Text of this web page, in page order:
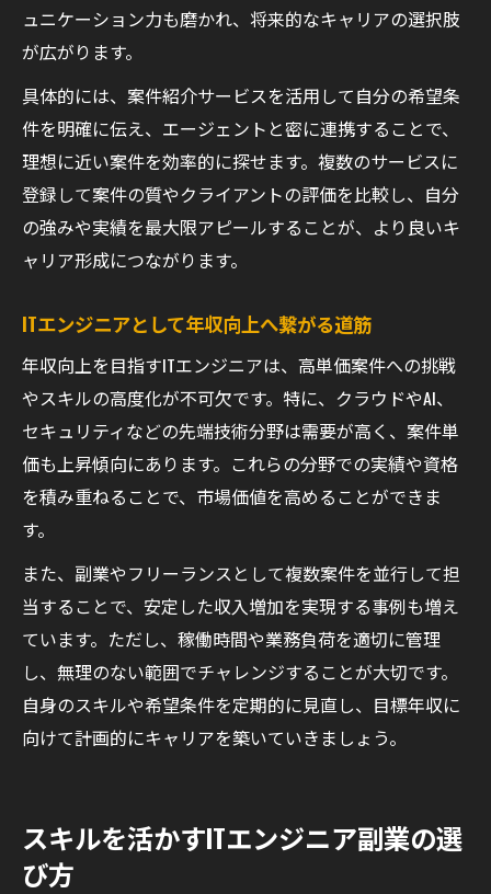
ュニケーション力も磨かれ、将来的なキャリアの選択肢
が広がります。
具体的には、案件紹介サービスを活用して自分の希望条
件を明確に伝え、エージェントと密に連携することで、
理想に近い案件を効率的に探せます。複数のサービスに
登録して案件の質やクライアントの評価を比較し、自分
の強みや実績を最大限アピールすることが、より良いキ
ャリア形成につながります。
ITエンジニアとして年収向上へ繋がる道筋
年収向上を目指すITエンジニアは、高単価案件への挑戦
やスキルの高度化が不可欠です。特に、クラウドやAI、
セキュリティなどの先端技術分野は需要が高く、案件単
価も上昇傾向にあります。これらの分野での実績や資格
を積み重ねることで、市場価値を高めることができま
す。
また、副業やフリーランスとして複数案件を並行して担
当することで、安定した収入増加を実現する事例も増え
ています。ただし、稼働時間や業務負荷を適切に管理
し、無理のない範囲でチャレンジすることが大切です。
自身のスキルや希望条件を定期的に見直し、目標年収に
向けて計画的にキャリアを築いていきましょう。
スキルを活かすITエンジニア副業の選
び方